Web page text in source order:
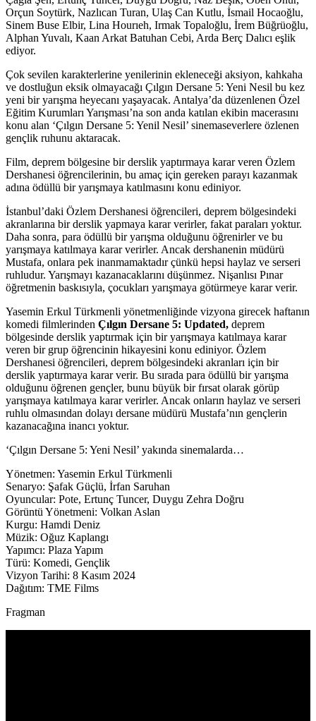
Orçun Soytürk, Nazlıcan Turan, Ulaş Can Kutlu, İsmail Hocaoğlu,
Sinem Buse Elbir, Lina Hourıeh, Irmak Topaloğlu, İrem Büğrüoğlu,
Alphan Yuvalı, Kaan Arkat Batuhan Cebi, Arda Berç Dalıcı eşlik
ediyor.
Çok sevilen karakterlerine yenilerinin ekleneceği aksiyon, kahkaha
ve dostluğun eksik olmayacağı Çılgın Dersane 5: Yeni Nesil bu kez
yeni bir yarışma heyecanı yaşayacak. Antalya’da düzenlenen Özel
Eğitim Kurumları Yarışması’na son anda katılan ekibin macerasını
konu alan ‘Çılgın Dersane 5: Yenil Nesil’ sinemaseverlere özlenen
gençlik ruhunu aktaracak.
Film, deprem bölgesine bir derslik yaptırmaya karar veren Özlem
Dershanesi öğrencilerinin, bu amaç için gereken parayı kazanmak
adına ödüllü bir yarışmaya katılmasını konu ediniyor.
İstanbul’daki Özlem Dershanesi öğrencileri, deprem bölgesindeki
akranlarına bir derslik yapmaya karar verirler, fakat paraları yoktur.
Daha sonra, para ödüllü bir yarışma olduğunu öğrenirler ve bu
yarışmaya katılmaya karar verirler. Ancak dershanenin müdürü
Mustafa, onlara pek inanmamaktadır çünkü hepsi haylaz ve serseri
ruhludur. Yarışmayı kazanacaklarını düşünmez. Nişanlısı Pınar
öğretmenin baskısıyla, çocukları yarışmaya götürmeye karar verir.
Yasemin Erkul Türkmenli yönetmenliğinde vizyona girecek haftanın
komedi filmlerinden Çılgın Dersane 5: Updated, deprem
bölgesinde derslik yaptırmak için bir yarışmaya katılmaya karar
veren bir grup öğrencinin hikayesini konu ediniyor. Özlem
Dershanesi öğrencileri, deprem bölgesindeki akranları için bir
derslik yaptırmaya karar verir. Bu sırada para ödüllü bir yarışma
olduğunu öğrenen gençler, bunu büyük bir fırsat olarak görüp
yarışmaya katılmaya karar verirler. Ancak onların haylaz ve serseri
ruhlu olmasından dolayı dersane müdürü Mustafa’nın gençlerin
kazanacağına inancı yoktur.
‘Çılgın Dersane 5: Yeni Nesil’ yakında sinemalarda…
Yönetmen: Yasemin Erkul Türkmenli
Senaryo: Şafak Güçlü, İrfan Saruhan
Oyuncular: Pote, Ertunç Tuncer, Duygu Zehra Doğru
Görüntü Yönetmeni: Volkan Aslan
Kurgu: Hamdi Deniz
Müzik: Oğuz Kaplangı
Yapımcı: Plaza Yapım
Türü: Komedi, Gençlik
Vizyon Tarihi: 8 Kasım 2024
Dağıtım: TME Films
Fragman